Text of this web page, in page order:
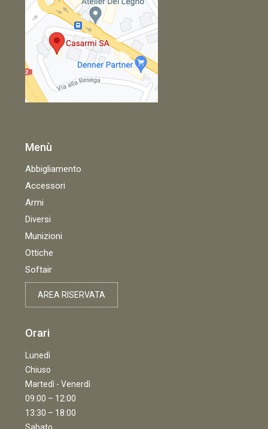
Menù
Abbigliamento
Accessori
Armi
Diversi
Munizioni
Ottiche
Softair
AREA RISERVATA
Orari
Lunedì
Chiuso
Martedì - Venerdì
09:00 – 12:00
13:30 – 18:00